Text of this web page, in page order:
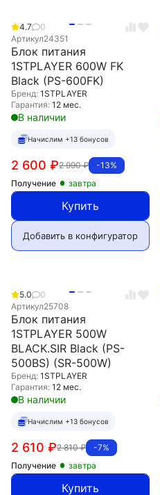
4.7
0
Артикул24351
Блок питания
1STPLAYER 600W FK
Black (PS-600FK)
Бренд: 1STPLAYER
Гарантия: 12 мес.
В наличии
Начислим +13 бонусов
-13%
2 990₽
2 600 ₽
Получение завтра
Купить
Добавить в конфигуратор
5.0
0
Артикул25708
Блок питания
1STPLAYER 500W
BLACK.SIR Black (PS-
500BS) (SR-500W)
Бренд: 1STPLAYER
Гарантия: 12 мес.
В наличии
Начислим +13 бонусов
-7%
2 810₽
2 610 ₽
Получение завтра
Купить